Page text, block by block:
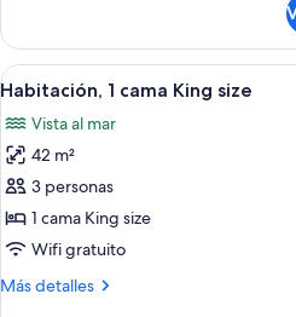
Ver
todas
las
fotos
de
Habitación,
1
King
5
Habitación, 1 cama King size
Vista al mar
42 m²
3 personas
1 cama King size
Wifi gratuito
Más detalles
Más